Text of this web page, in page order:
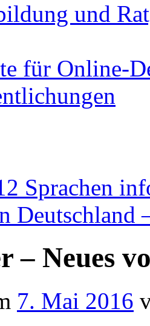
und
für Online-
Sprachen
Deutschland
– Neues
7. Mai 2016